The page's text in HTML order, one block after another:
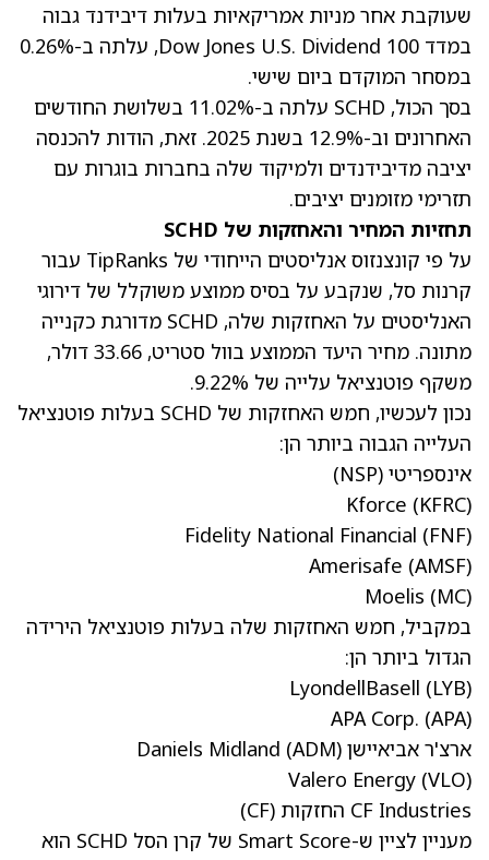
שעוקבת אחר מניות אמריקאיות בעלות דיבידנד גבוה
במדד Dow Jones U.S. Dividend 100, עלתה ב-0.26%
במסחר המוקדם ביום שישי.
בסך הכול, SCHD עלתה ב-11.02% בשלושת החודשים
האחרונים וב-12.9% בשנת 2025. זאת, הודות להכנסה
יציבה מדיבידנדים ולמיקוד שלה בחברות בוגרות עם
תזרימי מזומנים יציבים.
תחזיות המחיר והאחזקות של SCHD
על פי קונצנזוס אנליסטים הייחודי של TipRanks עבור
קרנות סל, שנקבע על בסיס ממוצע משוקלל של דירוגי
האנליסטים על האחזקות שלה, SCHD מדורגת כקנייה
מתונה. מחיר היעד הממוצע בוול סטריט, 33.66 דולר,
משקף פוטנציאל עלייה של 9.22%.
נכון לעכשיו, חמש האחזקות של SCHD בעלות פוטנציאל
העלייה הגבוה ביותר הן:
אינספריטי (NSP)
Kforce (KFRC)
Fidelity National Financial (FNF)
Amerisafe (AMSF)
Moelis (MC)
במקביל, חמש האחזקות שלה בעלות פוטנציאל הירידה
הגדול ביותר הן:
LyondellBasell (LYB)
APA Corp. (APA)
ארצ'ר אביאיישן Daniels Midland (ADM)
Valero Energy (VLO)
CF Industries החזקות
(CF)
מעניין לציין ש-Smart Score של קרן הסל SCHD הוא